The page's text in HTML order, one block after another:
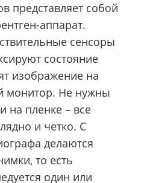
представляет собой
аппарат.
сенсоры
состояние
изображение на
монитор. Не нужны
на пленке – все
и четко. С
делаются
то есть
один или